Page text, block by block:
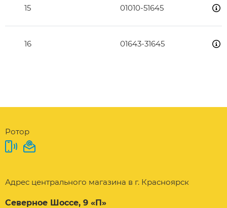
15 01010-51645
16 01643-31645
Ротор
Адрес центрального магазина в г. Красноярск
Северное Шоссе, 9 «П»